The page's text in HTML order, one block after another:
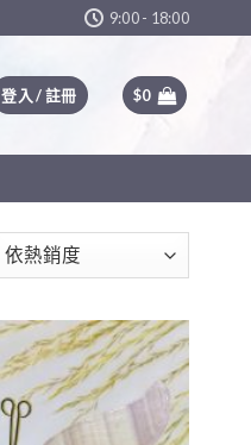
9:00 - 18:00
登入 / 註冊 $0